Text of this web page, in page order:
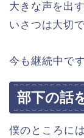
大きな声を出
いさつは大切で
今も継続中です
部下の話
僕のところに